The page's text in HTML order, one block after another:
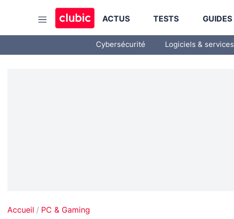
ACTUS TESTS GUIDES
Cybersécurité Logiciels & services
Accueil PC & Gaming